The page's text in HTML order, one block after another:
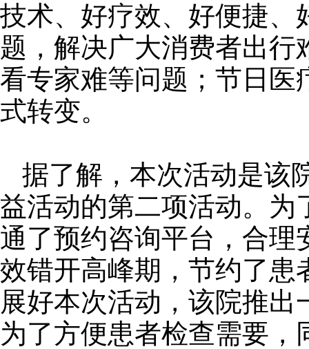
技术、好疗效、好便捷、
题，解决广大消费者出
看专家难等问题；节日医
式转变。
据了解，本次活动是该
益活动的第二项活动。为
通了预约咨询平台，合理
效错开高峰期，节约了患
展好本次活动，该院推
为了方便患者检查需要，